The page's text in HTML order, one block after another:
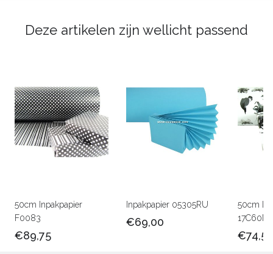
Deze artikelen zijn wellicht passend
50cm Inpakpapier
F0083
€89,75
Inpakpapier 05305RU
€69,00
50cm
€74,50